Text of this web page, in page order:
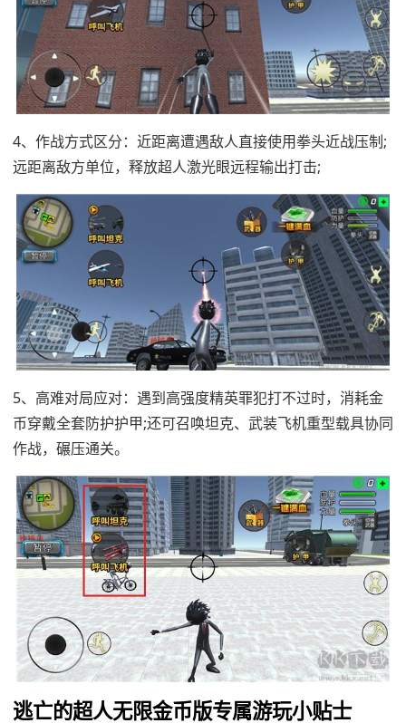
4、作战方式区分：近距离遭遇敌人直接使用拳头近战压制;
远距离敌方单位，释放超人激光眼远程输出打击;
5、高难对局应对：遇到高强度精英罪犯打不过时，消耗金
币穿戴全套防护护甲;还可召唤坦克、武装飞机重型载具协同
作战，碾压通关。
逃亡的超人无限金币版专属游玩小贴士